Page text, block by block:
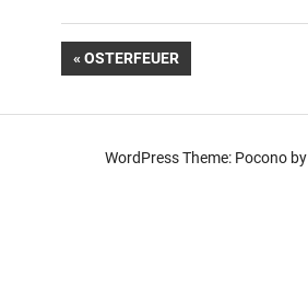
Beitragsnavigation
VORHERIGER
BEITRAG:
OSTERFEUER
WordPress Theme: Pocono by